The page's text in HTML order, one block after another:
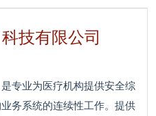
技有限公司
专业为医疗机构提供安全综
务系统的连续性工作。提供